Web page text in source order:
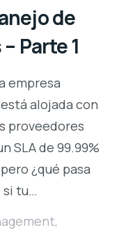
de
Parte 1
empresa
alojada con
proveedores
SLA de 99.99%
¿qué pasa
si tu…
,